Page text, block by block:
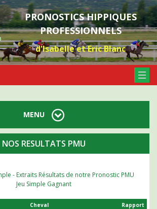
PRONOSTICS HIPPIQUES
PROFESSIONNELS
d'Isabelle et Eric Blanc
NOS RESULTATS PMU
- Extraits Résultats de notre Pronostic PMU
Jeu Simple Gagnant
Cheval Rapport
MENU